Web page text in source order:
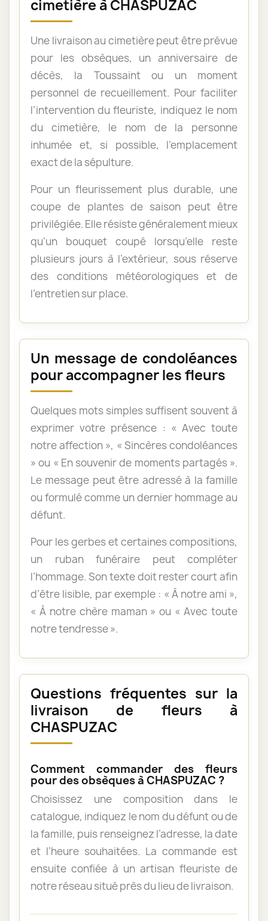
cimetière à CHASPUZAC
Une livraison au cimetière peut être prévue
pour les obsèques, un anniversaire de
décès, la Toussaint ou un moment
personnel de recueillement. Pour faciliter
l’intervention du fleuriste, indiquez le nom
du cimetière, le nom de la personne
inhumée et, si possible, l’emplacement
exact de la sépulture.
Pour un fleurissement plus durable, une
coupe de plantes de saison peut être
privilégiée. Elle résiste généralement mieux
qu’un bouquet coupé lorsqu’elle reste
plusieurs jours à l’extérieur, sous réserve
des conditions météorologiques et de
l’entretien sur place.
Un message de condoléances
pour accompagner les fleurs
Quelques mots simples suffisent souvent à
exprimer votre présence : « Avec toute
notre affection », « Sincères condoléances
» ou « En souvenir de moments partagés ».
Le message peut être adressé à la famille
ou formulé comme un dernier hommage au
défunt.
Pour les gerbes et certaines compositions,
un ruban funéraire peut compléter
l’hommage. Son texte doit rester court afin
d’être lisible, par exemple : « À notre ami »,
« À notre chère maman » ou « Avec toute
notre tendresse ».
Questions fréquentes sur la
livraison de fleurs à
CHASPUZAC
Comment commander des fleurs
pour des obsèques à CHASPUZAC ?
Choisissez une composition dans le
catalogue, indiquez le nom du défunt ou de
la famille, puis renseignez l’adresse, la date
et l’heure souhaitées. La commande est
ensuite confiée à un artisan fleuriste de
notre réseau situé près du lieu de livraison.